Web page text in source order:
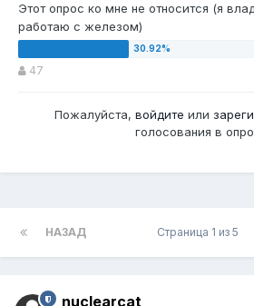
Этот опрос ко мне не относится (я
работаю с железом)
47
Пожалуйста, войдите или
голосования в
НАЗАД Страница 1 из 5
nuclearcat